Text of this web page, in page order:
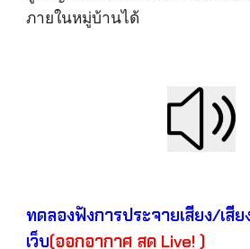
ภายในหมู่บ้านได้
ทดลองฟังการประจายเสียง/เสี
เว็บ(ออกอากาศ สด Live! )